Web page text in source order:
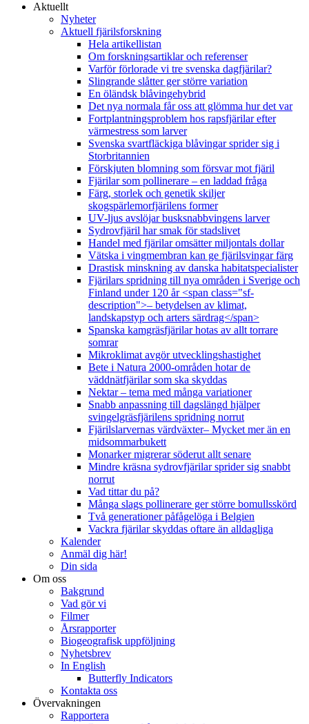
Aktuellt
Nyheter
Aktuell fjärilsforskning
Hela artikellistan
Om forskningsartiklar och referenser
Varför förlorade vi tre svenska dagfjärilar?
Slingrande slåtter ger större variation
En öländsk blåvingehybrid
Det nya normala får oss att glömma hur det var
Fortplantningsproblem hos rapsfjärilar efter
värmestress som larver
Svenska svartfläckiga blåvingar sprider sig i
Storbritannien
Förskjuten blomning som försvar mot fjäril
Fjärilar som pollinerare – en laddad fråga
Färg, storlek och genetik skiljer
skogspärlemorfjärilens former
UV-ljus avslöjar busksnabbvingens larver
Sydrovfjäril har smak för stadslivet
Handel med fjärilar omsätter miljontals dollar
Vätska i vingmembran kan ge fjärilsvingar färg
Drastisk minskning av danska habitatspecialister
Fjärilars spridning till nya områden i Sverige och
Finland under 120 år <span class="sf-
description">– betydelsen av klimat,
landskapstyp och arters särdrag</span>
Spanska kamgräsfjärilar hotas av allt torrare
somrar
Mikroklimat avgör utvecklingshastighet
Bete i Natura 2000-områden hotar de
väddnätfjärilar som ska skyddas
Nektar – tema med många variationer
Snabb anpassning till dagslängd hjälper
svingelgräsfjärilens spridning norrut
Fjärilslarvernas värdväxter– Mycket mer än en
midsommarbukett
Monarker migrerar söderut allt senare
Mindre kräsna sydrovfjärilar sprider sig snabbt
norrut
Vad tittar du på?
Många slags pollinerare ger större bomullsskörd
Två generationer påfågelöga i Belgien
Vackra fjärilar skyddas oftare än alldagliga
Kalender
Anmäl dig här!
Din sida
Om oss
Bakgrund
Vad gör vi
Filmer
Årsrapporter
Biogeografisk uppföljning
Nyhetsbrev
In English
Butterfly Indicators
Kontakta oss
Övervakningen
Rapportera